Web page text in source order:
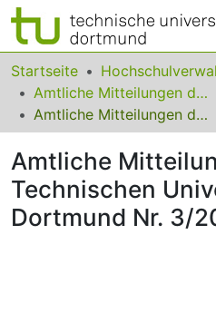
Bereiche & Sammlungen
Das gesamte Repositorium
FAQ
Leitlinien
Startseite
Amtliche Mitteilungen der Technischen Universität Dortmund
Amtliche Mitteilungen der Technischen Universität Dortmund Nr. 3/2019
Amtliche
Technischen
Dortmund Nr. 3/